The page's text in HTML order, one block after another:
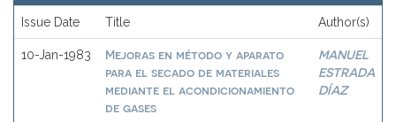
Issue Date Title Author(s)
10-Jan-1983
Mejoras en método y aparato
para el secado de materiales
mediante el acondicionamiento
de gases
MANUEL
ESTRADA
DÍAZ